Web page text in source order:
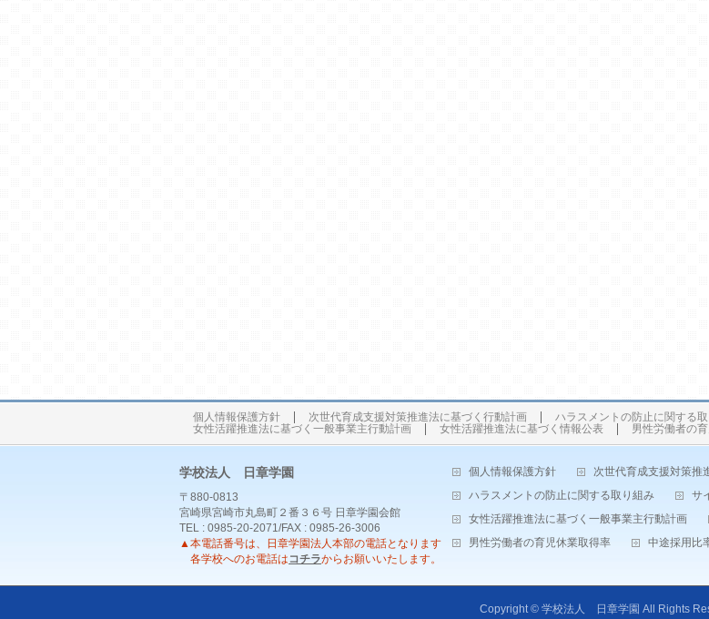
個人情報保護方針 次世代育成支援対策推進法に基づく行動計画 ハラスメントの防止に関する
女性活躍推進法に基づく一般事業主行動計画
女性活躍推進法に基づく情報公表 男性労働者の
学校法人 日章学園
〒880-0813
宮崎県宮崎市丸島町２番３６号 日章学園会館
TEL : 0985-20-2071/FAX : 0985-26-3006
▲本電話番号は、日章学園法人本部の電話となります
各学校へのお電話は コチラからお願いいたします。
個人情報保護方針
次世代育成支援対策推
ハラスメントの防止に関する取り組み
サ
女性活躍推進法に基づく一般事業主行動計画
男性労働者の育児休業取得率
中途採用比
Copyright © 学校法人 日章学園 All Rights